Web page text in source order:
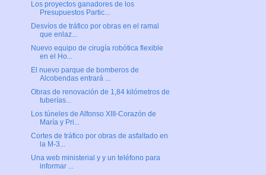
Los proyectos ganadores de los
Presupuestos Partic...
Desvíos de tráfico por obras en el ramal
que enlaz...
Nuevo equipo de cirugía robótica flexible
en el Ho...
El nuevo parque de bomberos de
Alcobendas entrará ...
Obras de renovación de 1,84 kilómetros de
tuberías...
Los túneles de Alfonso XIII-Corazón de
María y Pri...
Cortes de tráfico por obras de asfaltado en
la M-3...
Una web ministerial y y un teléfono para
informar ...